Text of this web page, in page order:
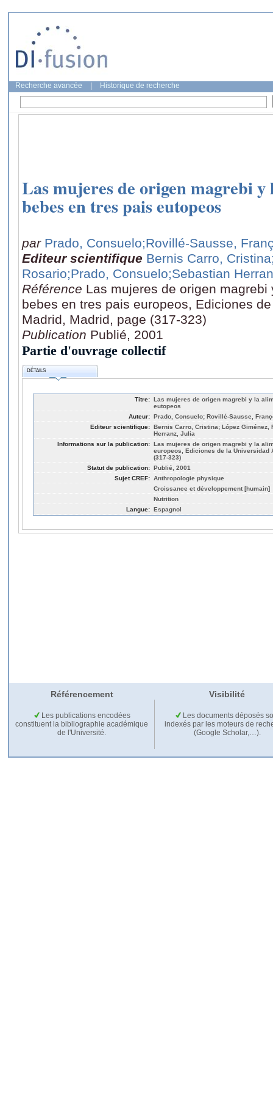
Recherche avancée Historique de recherche
Las mujeres de origen magrebi y
bebes en tres pais eutopeos
par Prado, Consuelo;Rovillé-Sausse,
Editeur scientifique Bernis Carro, Cristina
Rosario;Prado, Consuelo;Sebastian
Référence Las mujeres de origen
bebes en tres pais europeos, Ediciones
Madrid, Madrid, page (317-323)
Publication Publié, 2001
Partie d'ouvrage collectif
DÉTAILS
Titre: Las mujeres de origen magrebi y la
eutopeos
Auteur: Prado, Consuelo; Rovillé-Sausse,
Editeur scientifique: Bernis Carro, Cristina; López Giménez,
Herranz, Julia
Informations sur la publication: Las mujeres de origen magrebi y la
europeos, Ediciones de la Universidad
(317-323)
Statut de publication: Publié, 2001
Sujet CREF: Anthropologie physique
Croissance et développement [humain]
Nutrition
Langue: Espagnol
Référencement Visibilité
Les publications encodées
constituent la bibliographie académique
de l'Université.
Les documents déposés
indexés par les moteurs de
(Google Scholar,…).